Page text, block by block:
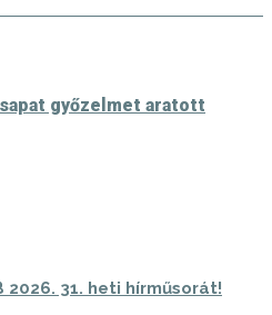
győzelmet aratott
31. heti hírműsorát!